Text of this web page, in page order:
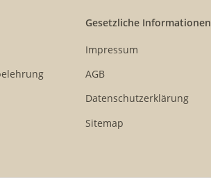
Gesetzliche Informationen
Impressum
AGB
Datenschutzerklärung
Sitemap